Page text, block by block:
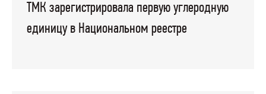
ТМК зарегистрировала первую углеродную
единицу в Национальном реестре